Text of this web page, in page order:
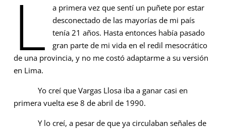
L
a primera vez que sentí un puñete por estar
desconectado de las mayorías de mi país
tenía 21 años. Hasta entonces había pasado
gran parte de mi vida en el redil mesocrático
de una provincia, y no me costó adaptarme a su versión
en Lima.
Yo creí que Vargas Llosa iba a ganar casi en
primera vuelta ese 8 de abril de 1990.
Y lo creí, a pesar de que ya circulaban señales de